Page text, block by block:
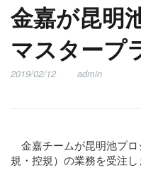
金嘉が昆明
マスタープ
2019/02/12 admin
金嘉チームが昆明池プ
規・控規）の業務を受注し